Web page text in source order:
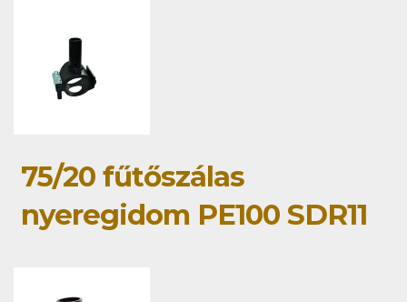
75/20 fűtőszálas
nyeregidom PE100 SDR11